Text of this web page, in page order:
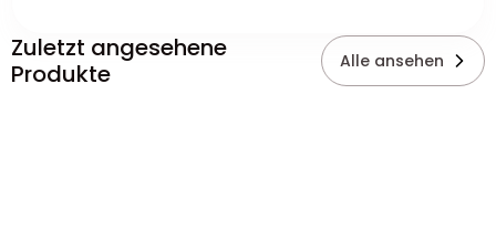
Zuletzt angesehene
Produkte
Alle ansehen